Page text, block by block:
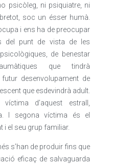
psicòleg, ni psiquiatre, ni
soc un ésser humà.
i ens ha de preocupar
del punt de vista de les
de benestar
que tindrà
futur desenvolupament de
que esdevindrà adult.
d’aquest estrall,
I segona víctima és el
i el seu grup familiar.
s’han de produir fins que
eficaç de salvaguarda